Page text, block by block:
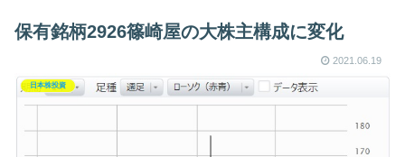
保有銘柄2926篠崎屋の大株主構成に変化
2021.06.19
日本株投資